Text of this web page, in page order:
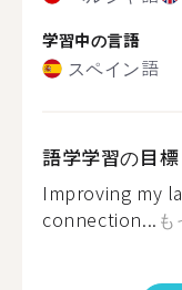
学習中の言語
スペイン語
語学学習の目標
Improving my
connection...